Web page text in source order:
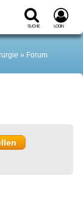
Suche Login
Forum